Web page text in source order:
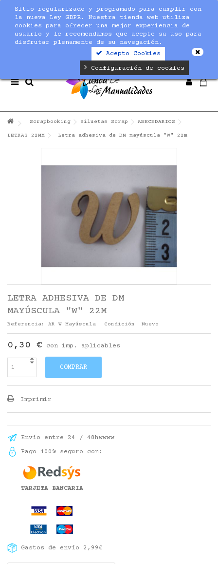
Notice : Undefined index: max_amount in
/home/nuevaltm/public_html/modules/sequracheckout/lib/
on line19
Sitio regularizado y programado para cumplir con
la nueva Ley GDPR. Nuestra tienda web utiliza
cookies para ofrecer una mejor experiencia de
usuario y le recomendamos que acepte su uso para
disfrutar plenamente de su navegación.
Acepto Cookies
Configuración de cookies
Scrapbooking Siluetas Scrap ABECEDARIOS
LETRAS 22MM Letra adhesiva de DM mayúscula "W" 22m
LETRA ADHESIVA DE DM
MAYÚSCULA "W" 22M
Referencia: AR W Mayúscula Condición: Nuevo
0,30 € con imp. aplicables
COMPRAR
Imprimir
Envío entre 24 / 48hwwww
Pago 100% seguro con:
TARJETA BANCARIA
Gastos de envío 2,99€